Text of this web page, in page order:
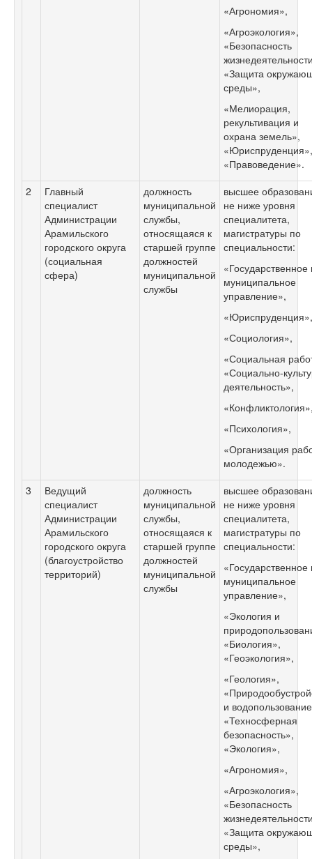
«Агрономия»,
«Агроэкология»,
«Безопасность
«Защита
среды»,
«Мелиорация,
рекультивация и
охрана земель»,
«Юриспруденция»,
«Правоведение».
2
Главный
специалист
Администрации
Арамильского
городского округа
(социальная
сфера)
должность
муниципальной
службы,
относящаяся к
старшей группе
должностей
муниципальной
службы
высшее
не ниже уровня
специалитета,
магистратуры по
специальности:
«Государственное
муниципальное
управление»,
«Юриспруденция»,
«Социология»,
«Социальная
«Социально-
деятельность»,
«Психология»,
«Организация
молодежью».
3
Ведущий
специалист
Администрации
Арамильского
городского округа
(благоустройство
территорий)
должность
муниципальной
службы,
относящаяся к
старшей группе
должностей
муниципальной
службы
высшее
не ниже уровня
специалитета,
магистратуры по
специальности:
«Государственное
муниципальное
управление»,
«Экология и
«Биология»,
«Геоэкология»,
«Геология»,
и
«Техносферная
безопасность»,
«Экология»,
«Агрономия»,
«Агроэкология»,
«Безопасность
«Защита
среды»,